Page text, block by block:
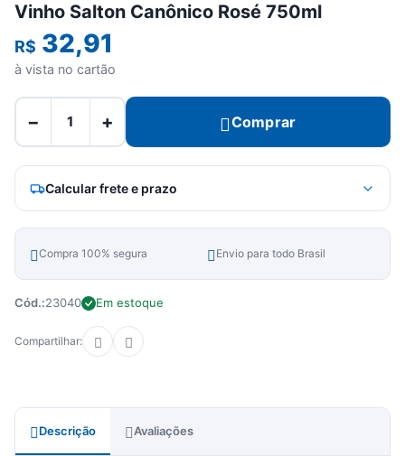
Vinho Salton Canônico Rosé 750ml
R$ 32,91
à vista no cartão
− + Comprar
Calcular frete e prazo
Compra 100% segura Envio para todo Brasil
Cód.:23040 Em estoque
Compartilhar:
Descrição Avaliações